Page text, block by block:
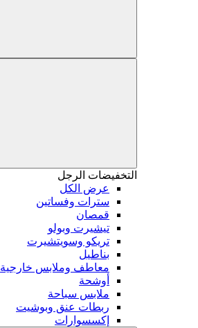
التخفيضات الرجل
عرض الكل
سترات وفساتين
قمصان
تيشيرت وبولو
تريكو وسويتشيرت
بناطيل
معاطف وملابس خارجية
أوشحة
ملابس سباحة
ربطات عنق وبوشيت
إكسسوارات